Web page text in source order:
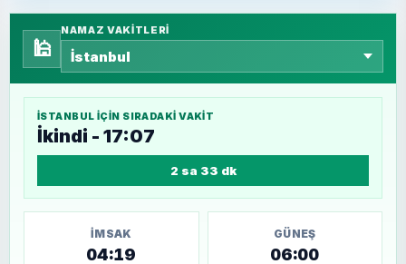
🕌
NAMAZ VAKITLERI
İSTANBUL IÇIN SIRADAKI VAKIT
İkindi - 17:07
2 sa 33 dk
İMSAK
04:19
GÜNEŞ
06:00